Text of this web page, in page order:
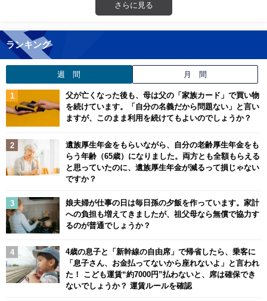
さらに見る
ランキング
週 間 月 間
父が亡くなった後も、母は父の「家族カード」で買い物
を続けています。「自分の名義だから問題ない」と言い
ますが、このまま利用を続けてもよいのでしょうか？
遺族厚生年金をもらいながら、自分の老齢厚生年金をも
らう年齢（65歳）になりました。両方とも全額もらえる
と思っていたのに、遺族厚生年金が減るって損じゃない
ですか？
娘夫婦が仕事の日は毎日孫の夕飯を作っています。家計
への負担も増えてきましたが、祖父母なら無償で協力す
るのが普通でしょうか？
4歳の息子と「新幹線の自由席」で帰省したら、乗客に
「息子さん、お金払ってないから座れないよ」と言われ
た！ こども運賃“約7000円”払わないと、席は確保でき
ないでしょうか？ 運賃ルールを確認